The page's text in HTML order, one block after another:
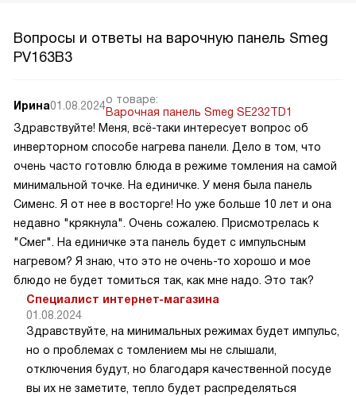
Вопросы и ответы на варочную панель Smeg
PV163B3
Ирина01.08.2024о товаре:
Варочная панель Smeg SE232TD1
Здравствуйте! Меня, всё-таки интересует вопрос об
инверторном способе нагрева панели. Дело в том, что
очень часто готовлю блюда в режиме томления на самой
минимальной точке. На единичке. У меня была панель
Сименс. Я от нее в восторге! Но уже больше 10 лет и она
недавно "крякнула". Очень сожалею. Присмотрелась к
"Смег". На единичке эта панель будет с импульсным
нагревом? Я знаю, что это не очень-то хорошо и мое
блюдо не будет томиться так, как мне надо. Это так?
Специалист интернет-магазина
01.08.2024
Здравствуйте, на минимальных режимах будет импульс,
но о проблемах с томлением мы не слышали,
отключения будут, но благодаря качественной посуде
вы их не заметите, тепло будет распределяться